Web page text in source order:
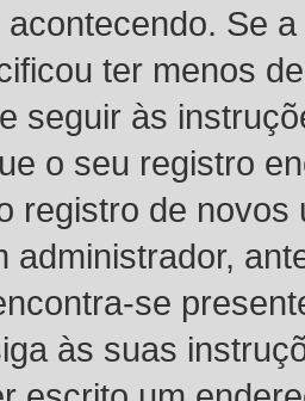
Se
ter menos
seguir às
o seu registro
registro de
administrador,
se
às suas